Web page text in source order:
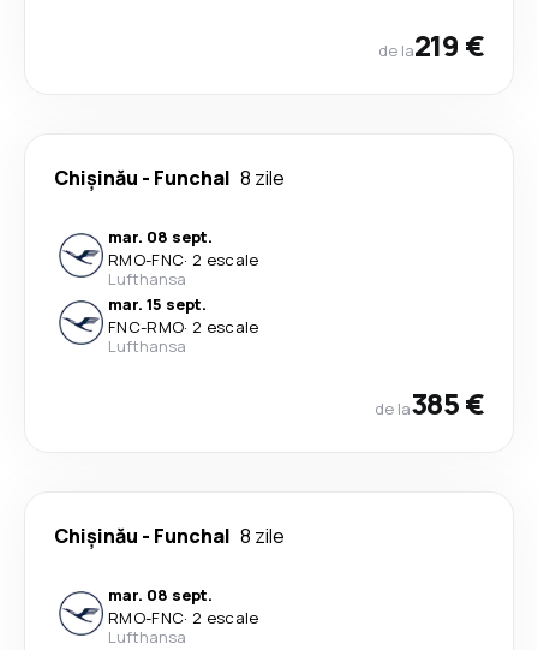
de la219 €
Chișinău - Funchal 8 zile
mar. 08 sept.
RMO-FNC· 2 escale
Lufthansa
mar. 15 sept.
FNC-RMO· 2 escale
Lufthansa
de la385 €
Chișinău - Funchal 8 zile
mar. 08 sept.
RMO-FNC· 2 escale
Lufthansa